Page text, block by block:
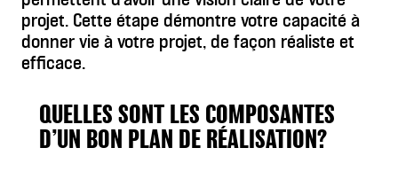
projet. Cette étape démontre votre capacité à
donner vie à votre projet, de façon réaliste et
efficace.
QUELLES SONT LES COMPOSANTES
D’UN BON PLAN DE RÉALISATION?